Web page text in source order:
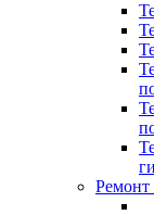
Ремонт